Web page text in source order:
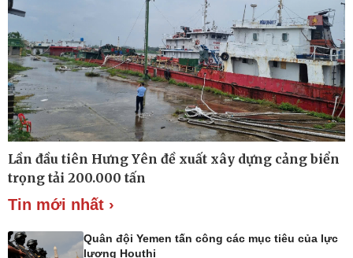
Quốc hội
Nhận diện sự thật
Dự báo thời tiết
Dấu ấn VOV
Việc làm
Biển đảo
Quan sát
Cuộc sống đó đây
Hồ sơ
Ảnh
Lần đầu tiên Hưng Yên đề xuất xây dựng cảng biển
trọng tải 200.000 tấn
Tin mới nhất ›
Quân đội Yemen tấn công các mục tiêu của lực
lượng Houthi